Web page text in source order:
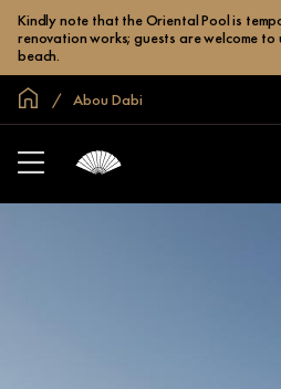
Kindly note that the Oriental Pool is
renovation works; guests are welcome
beach.
AccueilAbou Dabi